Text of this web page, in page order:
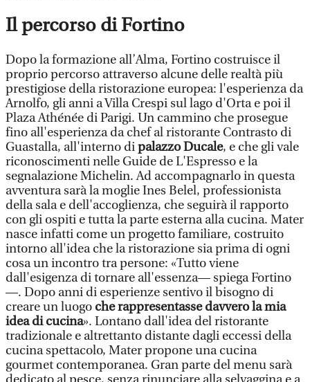
Il percorso di Fortino
Dopo la formazione all’Alma, Fortino costruisce il
proprio percorso attraverso alcune delle realtà più
prestigiose della ristorazione europea: l'esperienza da
Arnolfo, gli anni a Villa Crespi sul lago d'Orta e poi il
Plaza Athénée di Parigi. Un cammino che prosegue
fino all'esperienza da chef al ristorante Contrasto di
Guastalla, all'interno dipalazzo Ducale, e che gli vale
riconoscimenti nelle Guide de L'Espresso e la
segnalazione Michelin. Ad accompagnarlo in questa
avventura sarà la moglie Ines Belel, professionista
della sala e dell'accoglienza, che seguirà il rapporto
con gli ospiti e tutta la parte esterna alla cucina. Mater
nasce infatti come un progetto familiare, costruito
intorno all'idea che la ristorazione sia prima di ogni
cosa un incontro tra persone: «Tutto viene
dall'esigenza di tornare all'essenza— spiega Fortino
—. Dopo anni di esperienze sentivo il bisogno di
creare un luogo che rappresentasse davvero la mia
idea di cucina». Lontano dall'idea del ristorante
tradizionale e altrettanto distante dagli eccessi della
cucina spettacolo, Mater propone una cucina
gourmet contemporanea. Gran parte del menu sarà